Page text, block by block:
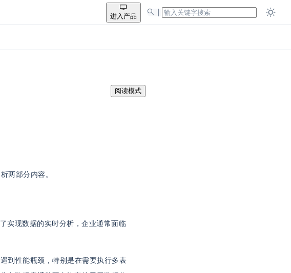
进入产品
阅读模式
两部分内容。
实现数据的实时分析，企业通常面临
到性能瓶颈，特别是在需要执行多表